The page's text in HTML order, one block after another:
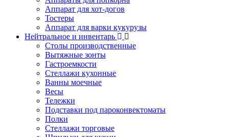
Аппарат для хот-догов
Тостеры
Аппарат для варки кукурузы
Нейтральное и инвентарь
Столы производственные
Вытяжные зонты
Гастроемкости
Стеллажи кухонные
Ванны моечные
Весы
Тележки
Подставки под пароконвектоматы
Полки
Стеллажи торговые